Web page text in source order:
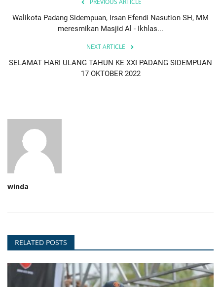
Walikota Padang Sidempuan, Irsan Efendi Nasution SH, MM
meresmikan Masjid Al - Ikhlas...
NEXT ARTICLE
SELAMAT HARI ULANG TAHUN KE XXI PADANG SIDEMPUAN
17 OKTOBER 2022
winda
RELATED POSTS